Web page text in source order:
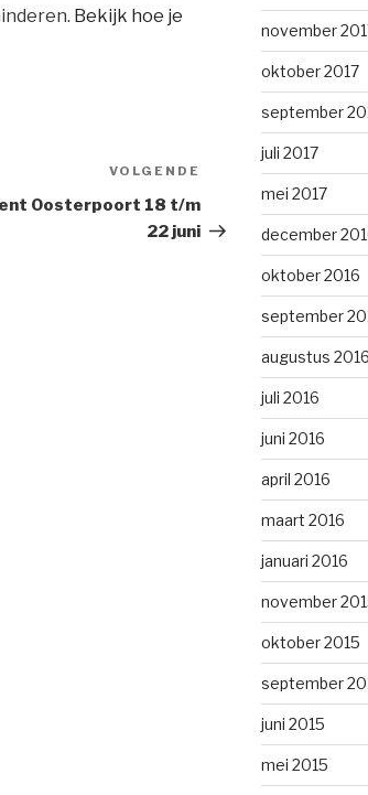
Bekijk hoe je
Volgend
bericht
VOLGENDE
Oosterpoort 18 t/m
22 juni
november
oktober 2017
september
juli 2017
mei 2017
december
oktober 2016
september
augustus 2016
juli 2016
juni 2016
april 2016
maart 2016
januari 2016
november
oktober 2015
september
juni 2015
mei 2015